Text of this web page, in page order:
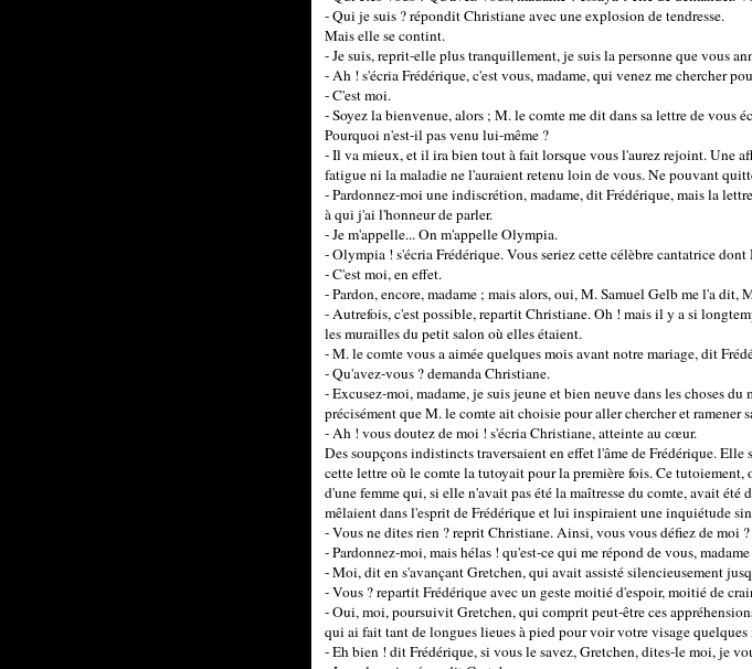
- Qui je suis ? répondit Christiane avec une explosion de tendresse.
Mais elle se contint.
- Je suis, reprit-elle plus tranquillement, je suis la personne que vous
- Ah ! s'écria Frédérique, c'est vous, madame, qui venez me chercher
- C'est moi.
- Soyez la bienvenue, alors ; M. le comte me dit dans sa lettre de vous
Pourquoi n'est-il pas venu lui-même ?
- Il va mieux, et il ira bien tout à fait lorsque vous l'aurez rejoint. Une
fatigue ni la maladie ne l'auraient retenu loin de vous. Ne pouvant
- Pardonnez-moi une indiscrétion, madame, dit Frédérique, mais la
à qui j'ai l'honneur de parler.
- Je m'appelle... On m'appelle Olympia.
- Olympia ! s'écria Frédérique. Vous seriez cette célèbre cantatrice
- C'est moi, en effet.
- Pardon, encore, madame ; mais alors, oui, M. Samuel Gelb me l'a dit,
- Autrefois, c'est possible, repartit Christiane. Oh ! mais il y a si
les murailles du petit salon où elles étaient.
- M. le comte vous a aimée quelques mois avant notre mariage, dit
- Qu'avez-vous ? demanda Christiane.
- Excusez-moi, madame, je suis jeune et bien neuve dans les choses
précisément que M. le comte ait choisie pour aller chercher et ramener
- Ah ! vous doutez de moi ! s'écria Christiane, atteinte au cœur.
Des soupçons indistincts traversaient en effet l'âme de Frédérique.
cette lettre où le comte la tutoyait pour la première fois. Ce
d'une femme qui, si elle n'avait pas été la maîtresse du comte, avait
mêlaient dans l'esprit de Frédérique et lui inspiraient une inquiétude
- Vous ne dites rien ? reprit Christiane. Ainsi, vous vous défiez de moi ?
- Pardonnez-moi, mais hélas ! qu'est-ce qui me répond de vous,
- Moi, dit en s'avançant Gretchen, qui avait assisté silencieusement
- Vous ? repartit Frédérique avec un geste moitié d'espoir, moitié de
- Oui, moi, poursuivit Gretchen, qui comprit peut-être ces
qui ai fait tant de longues lieues à pied pour voir votre visage
- Eh bien ! dit Frédérique, si vous le savez, Gretchen, dites-le moi, je